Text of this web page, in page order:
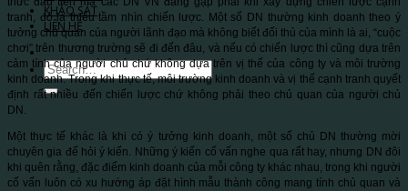
KHẢO SÁT
LIÊN HỆ
tranh, đó là thiếu tầm nhìn chiến lược. Một số DN thường kinh doanh theo ý
tưởng chủ quan của người lãnh đạo mà không biết đối thủ của mình là ai, “cuộc
chơi” trên thương trường sẽ đi đến đâu, và nếu có chiến lược thì cũng dựa trên
cảm tính của người chủ chứ không dựa trên vị thế của công ty và môi trường
kinh doanh. Trong khi thực tế, môi trường kinh doanh và vị thế cạnh tranh quyết
định rất nhiều đến chiến lược chứ không phải theo chủ quan của người chủ
DN.
Một thực tế khác là khi có ý tưởng kinh doanh, một số chủ DN thường mời
chuyên gia để hỏi ý kiến. Những ý kiến cố vấn nghe qua rất hay, nhưng DN đôi
khi quên rằng, đặc điểm kinh doanh của mỗi công ty khác nhau, trong khi người
cố vấn luôn có xu hướng áp đặt hình mẫu thành công mang tính chủ quan và